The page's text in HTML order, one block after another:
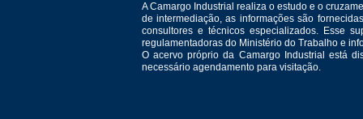
A Camargo Industrial realiza o estudo e o
de intermediação, as informações são
consultores e técnicos especializados. Esse
regulamentadoras do Ministério do Trabalho e
O acervo próprio da Camargo Industrial está
necessário agendamento para visitação.